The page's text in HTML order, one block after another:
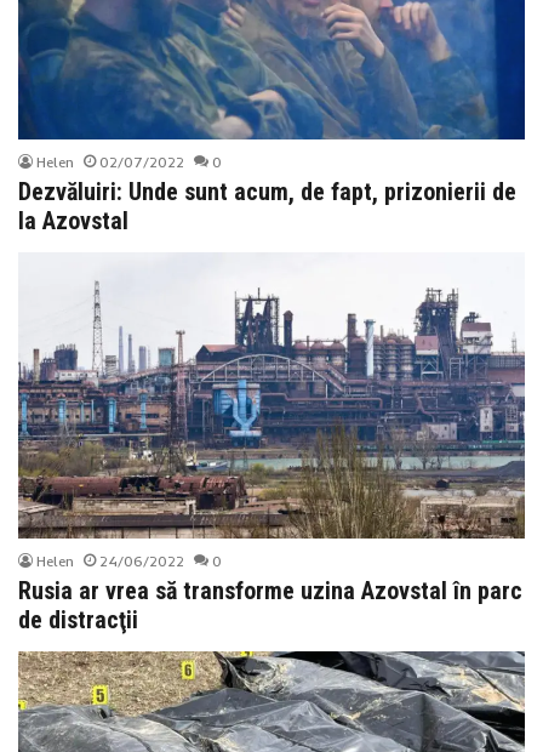
Helen 02/07/2022 0
Dezvăluiri: Unde sunt acum, de fapt, prizonierii de
la Azovstal
Helen 24/06/2022 0
Rusia ar vrea să transforme uzina Azovstal în parc
de distracţii